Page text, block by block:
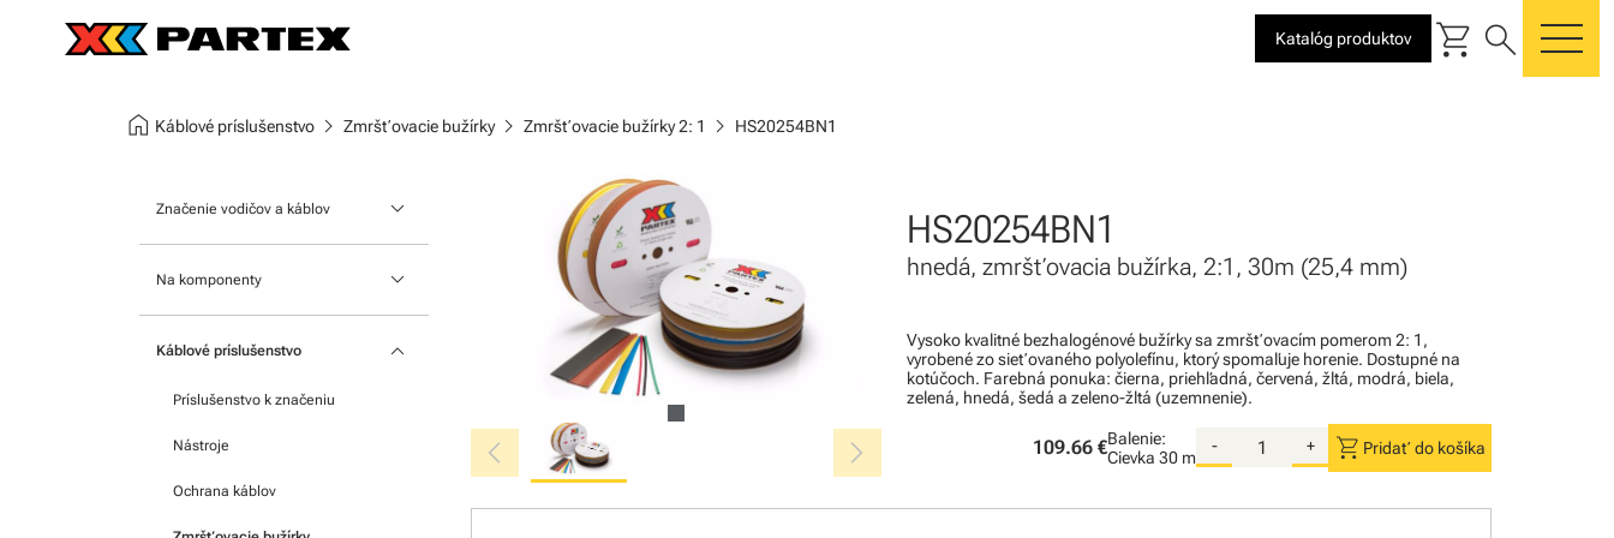
Katalóg produktov shopping_cart search
home Káblové príslušenstvo chevron_right Zmršťovacie bužírkychevron_right Zmršťovacie bužírky 2: 1 chevron_right HS20254BN1
Značenie vodičov a káblov keyboard_arrow_down
Nacvakávacie návlečky
Teplom zmrštiteľnej bužírky
Na komponenty keyboard_arrow_down
Káblové príslušenstvo keyboard_arrow_down
Príslušenstvo k značeniu
Nástroje
Ochrana káblov
chevron_left chevron_right
HS20254BN1
hnedá, zmršťovacia bužírka, 2:1, 30m (25,4 mm)
Vysoko kvalitné bezhalogénové bužírky sa zmršťovacím pomerom 2: 1,
vyrobené zo sieťovaného polyolefínu, ktorý spomaľuje horenie. Dostupné na
kotúčoch. Farebná ponuka: čierna, priehľadná, červená, žltá, modrá, biela,
zelená, hnedá, šedá a zeleno-žltá (uzemnenie).
109.66 €Balenie:
Cievka 30 m
- + shopping_cart Pridať do košíka